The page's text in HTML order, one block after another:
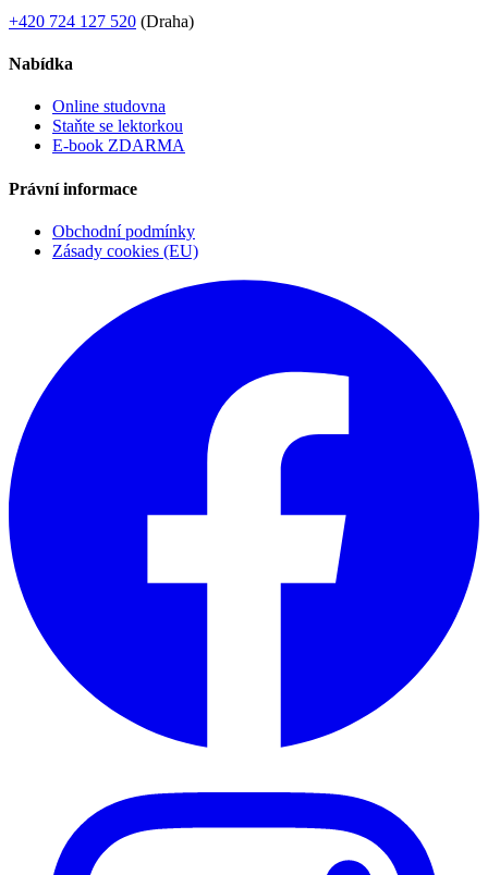
+420 724 127 520 (Draha)
Nabídka
Online studovna
Staňte se lektorkou
E-book ZDARMA
Právní informace
Obchodní podmínky
Zásady cookies (EU)